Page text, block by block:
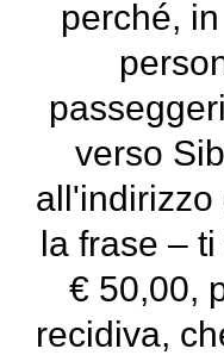
perché,
verso
all'indirizzo
la frase –
€ 50,00,
recidiva,